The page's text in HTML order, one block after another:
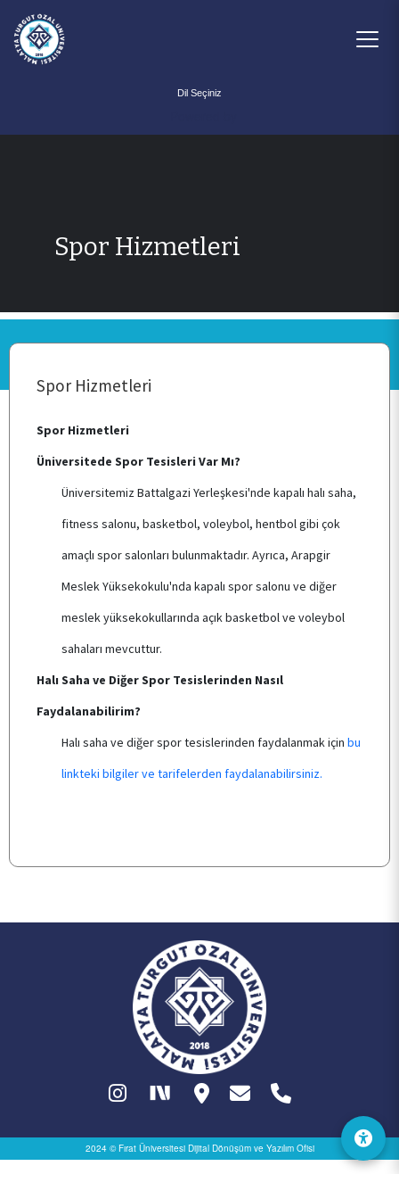
BİRİMİMİZ
KALİTE
TOPLUMSAL KATKI
E-HİZMET
ÖĞRENCİ TOPLULUKLARI
TESİSLERİMİZ
MEVZUAT
Spor Hizmetleri
Spor Hizmetleri
Spor Hizmetleri
Üniversitede Spor Tesisleri Var Mı?
Üniversitemiz Battalgazi Yerleşkesi'nde kapalı halı saha,
fitness salonu, basketbol, voleybol, hentbol gibi çok
amaçlı spor salonları bulunmaktadır. Ayrıca, Arapgir
Meslek Yüksekokulu'nda kapalı spor salonu ve diğer
meslek yüksekokullarında açık basketbol ve voleybol
sahaları mevcuttur.
Halı Saha ve Diğer Spor Tesislerinden Nasıl
Faydalanabilirim?
Halı saha ve diğer spor tesislerinden faydalanmak için bu
linkteki bilgiler ve tarifelerden faydalanabilirsiniz.
2024 © Fırat Üniversitesi Dijital Dönüşüm ve Yazılım Ofisi